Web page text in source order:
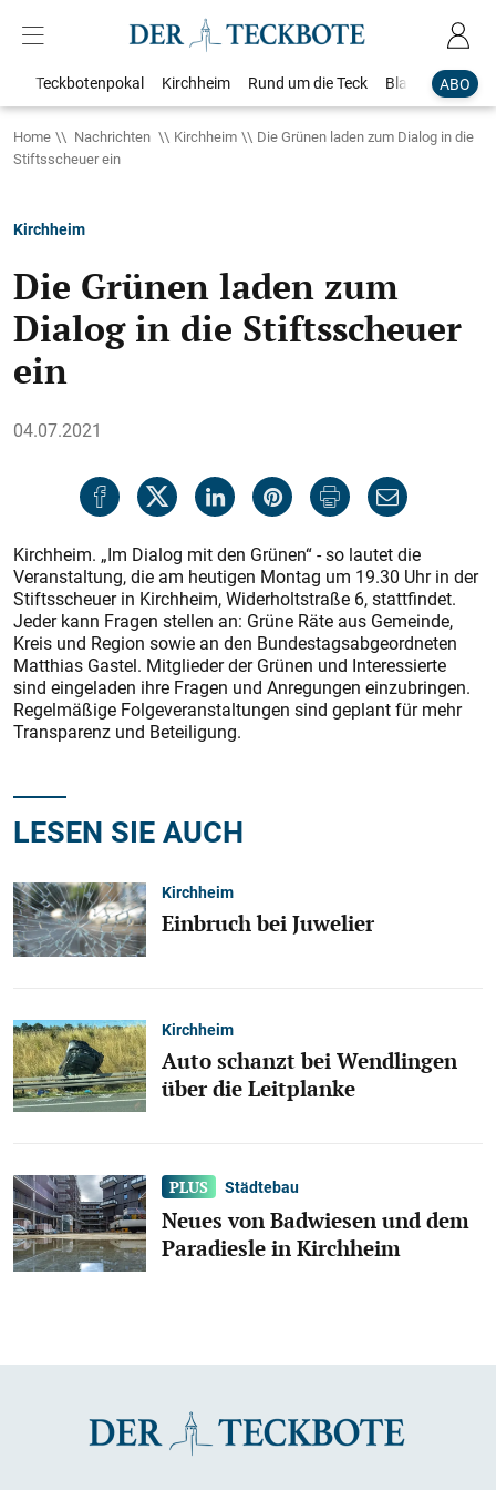
ABO
Teckbotenpokal Kirchheim Rund um die Teck Blaulicht
Home Nachrichten Kirchheim
Die Grünen laden zum Dialog in die
Stiftsscheuer ein
Kirchheim
Die Grünen laden zum
Dialog in die Stiftsscheuer
ein
04.07.2021
Kirchheim. „Im Dialog mit den Grünen“ - so lautet die
Veranstaltung, die am heutigen Montag um 19.30 Uhr in der
Stiftsscheuer in Kirchheim, Widerholtstraße 6, stattfindet.
Jeder kann Fragen stellen an: Grüne Räte aus Gemeinde,
Kreis und Region sowie an den Bundestagsabgeordneten
Matthias Gastel. Mitglieder der Grünen und Interessierte
sind eingeladen ihre Fragen und Anregungen einzubringen.
Regelmäßige Folgeveranstaltungen sind geplant für mehr
Transparenz und Beteiligung.
LESEN SIE AUCH
Kirchheim
Einbruch bei Juwelier
Kirchheim
Auto schanzt bei Wendlingen
über die Leitplanke
Städtebau
Neues von Badwiesen und dem
Paradiesle in Kirchheim